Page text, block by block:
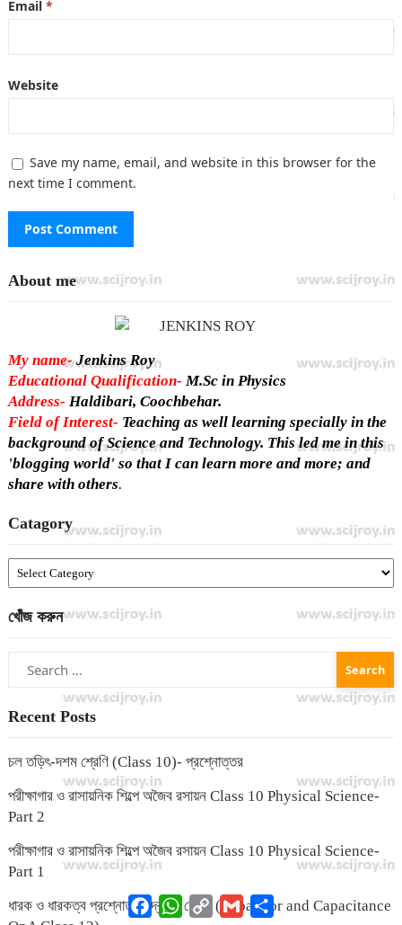
Email *
Website
Save my name, email, and website in this browser for the
next time I comment.
About me
My name-Jenkins Roy
Educational Qualification- M.Sc in Physics
Address- Haldibari, Coochbehar.
Field of Interest- Teaching as well learning specially in the
background of Science and Technology. This led me in this
'blogging world' so that I can learn more and more; and
share with others.
Catagory
Catagory
খোঁজ করুন
Search
for:
Recent Posts
চল তড়িৎ-দশম শ্রেণি (Class 10)- প্রশ্নোত্তর
পরীক্ষাগার ও রাসায়নিক শিল্পে অজৈব রসায়ন Class 10 Physical Science-
Part 2
পরীক্ষাগার ও রাসায়নিক শিল্পে অজৈব রসায়ন Class 10 Physical Science-
Part 1
ধারক ও ধারকত্ব প্রশ্নোত্তর দ্বাদশ শ্রেণি (Capacitor and Capacitance
F
a
W
h
C
o
G
m
S
h